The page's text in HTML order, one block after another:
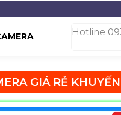
Hotline
GIÁ RẺ